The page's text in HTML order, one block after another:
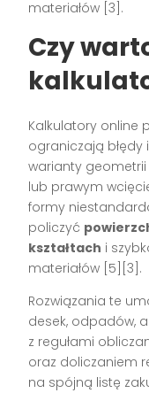
materiałów [3].
Czy
Kalkulatory online
ograniczają
warianty geometrii
lub prawym
formy
policzyć
kształtach i
materiałów [5][3].
Rozwiązania te
desek, odpadów,
z regułami
oraz doliczaniem
na spójną listę